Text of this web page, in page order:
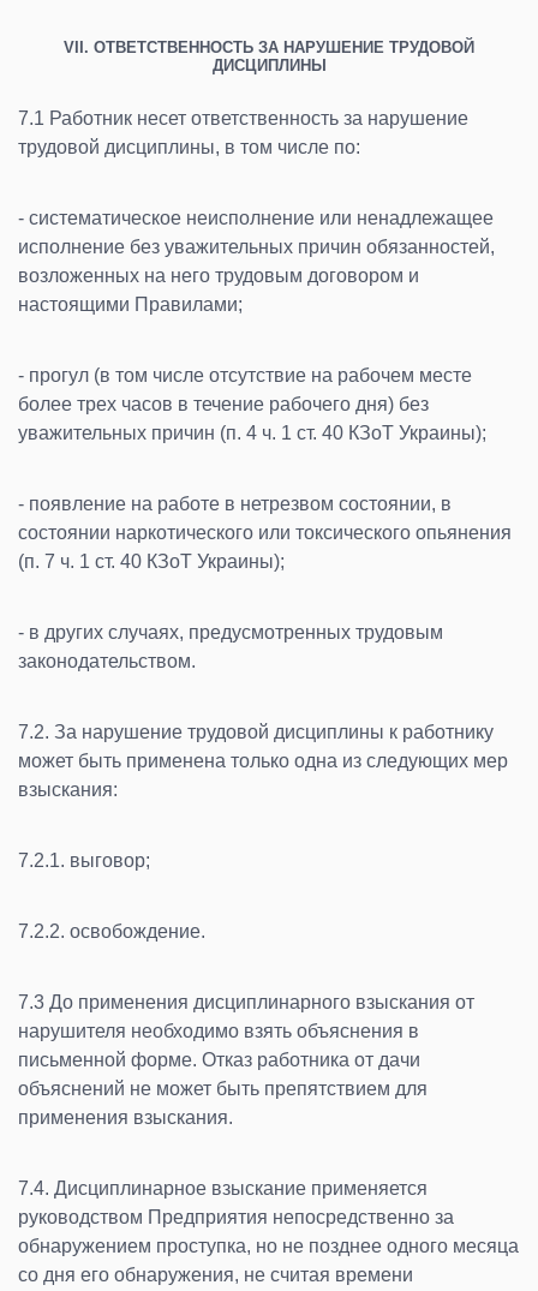
VII. ОТВЕТСТВЕННОСТЬ ЗА НАРУШЕНИЕ ТРУДОВОЙ
ДИСЦИПЛИНЫ
7.1 Работник несет ответственность за нарушение
трудовой дисциплины, в том числе по:
- систематическое неисполнение или ненадлежащее
исполнение без уважительных причин обязанностей,
возложенных на него трудовым договором и
настоящими Правилами;
- прогул (в том числе отсутствие на рабочем месте
более трех часов в течение рабочего дня) без
уважительных причин (п. 4 ч. 1 ст. 40 КЗоТ Украины);
- появление на работе в нетрезвом состоянии, в
состоянии наркотического или токсического опьянения
(п. 7 ч. 1 ст. 40 КЗоТ Украины);
- в других случаях, предусмотренных трудовым
законодательством.
7.2. За нарушение трудовой дисциплины к работнику
может быть применена только одна из следующих мер
взыскания:
7.2.1. выговор;
7.2.2. освобождение.
7.3 До применения дисциплинарного взыскания от
нарушителя необходимо взять объяснения в
письменной форме. Отказ работника от дачи
объяснений не может быть препятствием для
применения взыскания.
7.4. Дисциплинарное взыскание применяется
руководством Предприятия непосредственно за
обнаружением проступка, но не позднее одного месяца
со дня его обнаружения, не считая времени